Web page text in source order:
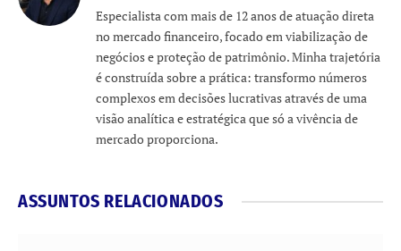
Especialista com mais de 12 anos de atuação direta
no mercado financeiro, focado em viabilização de
negócios e proteção de patrimônio. Minha trajetória
é construída sobre a prática: transformo números
complexos em decisões lucrativas através de uma
visão analítica e estratégica que só a vivência de
mercado proporciona.
ASSUNTOS RELACIONADOS